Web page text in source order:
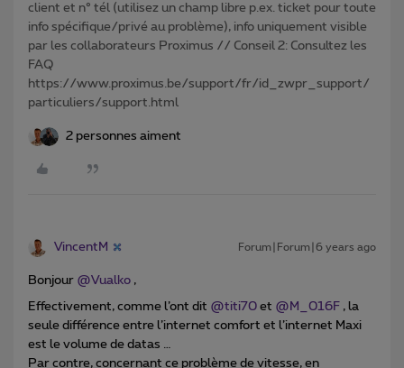
client et n° tél (utilisez un champ libre p.ex. ticket pour toute
info spécifique/privé au problème), info uniquement visible
par les collaborateurs Proximus // Conseil 2: Consultez les
FAQ
https://www.proximus.be/support/fr/id_zwpr_support/
particuliers/support.html
2 personnes aiment
VincentM Forum|Forum|6 years ago
Bonjour @Vualko ,
Effectivement, comme l’ont dit @titi70 et @M_016F , la
seule différence entre l’internet comfort et l’internet Maxi
est le volume de datas …
Par contre, concernant ce problème de vitesse, en